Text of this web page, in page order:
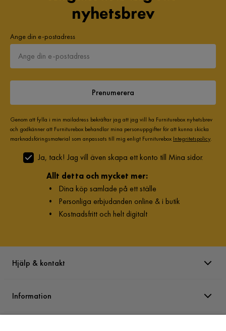
nyhetsbrev
Ange din e-postadress
Prenumerera
Genom att fylla i min mailadress bekräftar jag att jag vill ha Furniturebox nyhetsbrev
och godkänner att Furniturebox behandlar mina personuppgifter för att kunna skicka
marknadsföringsmaterial som anpassats till mig enligt Furniturebox Integritetspolicy.
Ja, tack! Jag vill även skapa ett konto till Mina sidor.
Allt detta och mycket mer:
• Dina köp samlade på ett ställe
• Personliga erbjudanden online & i butik
• Kostnadsfritt och helt digitalt
Hjälp & kontakt
Information